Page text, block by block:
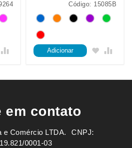
Código: 15085B
Adicionar
em contato
LTDA. ㅤㅤㅤ CNPJ:
0001-03